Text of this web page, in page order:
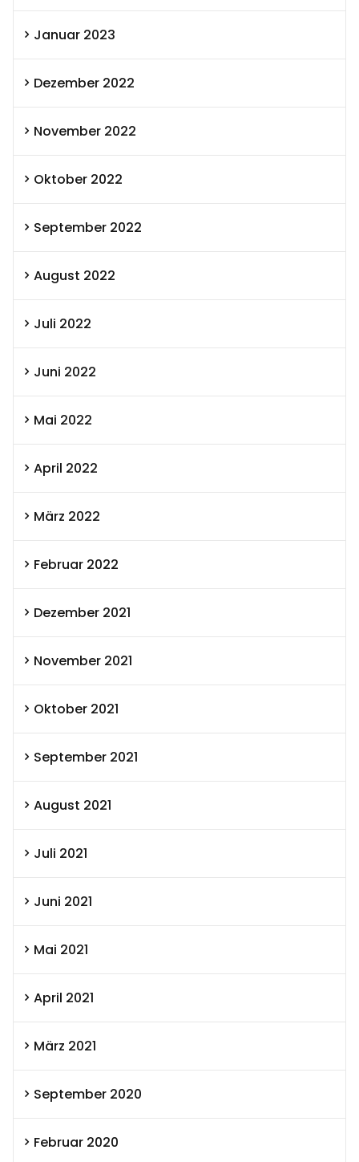
Januar 2023
Dezember 2022
November 2022
Oktober 2022
September 2022
August 2022
Juli 2022
Juni 2022
Mai 2022
April 2022
März 2022
Februar 2022
Dezember 2021
November 2021
Oktober 2021
September 2021
August 2021
Juli 2021
Juni 2021
Mai 2021
April 2021
März 2021
September 2020
Februar 2020